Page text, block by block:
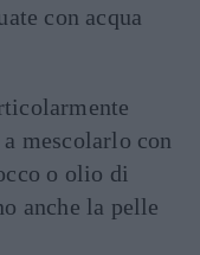
con acqua
mescolarlo con
o olio di
anche la pelle